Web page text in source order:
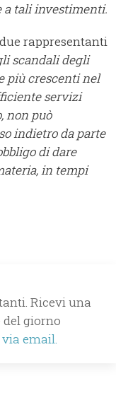
tali investimenti.
rappresentanti
scandali degli
più crescenti nel
servizi
non può
indietro da parte
di dare
in tempi
Ricevi una
del giorno
email.